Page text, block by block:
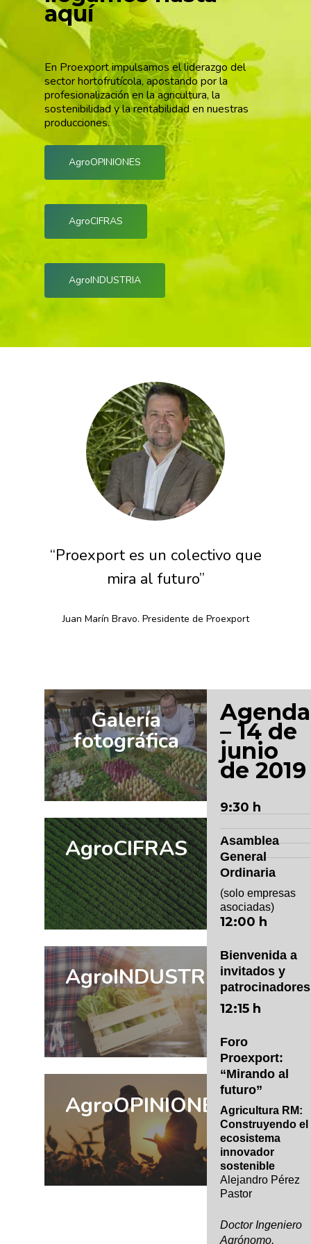
aquí
En Proexport impulsamos el liderazgo del
sector hortofrutícola, apostando por la
profesionalización en la agricultura, la
sostenibilidad y la rentabilidad en nuestras
producciones.
AgroOPINIONES
AgroCIFRAS
AgroINDUSTRIA
“Proexport es un colectivo que
mira al futuro”
Juan Marín Bravo. Presidente de Proexport
Galería
fotográfica
AgroCIFRAS
AgroINDUSTRIA
AgroOPINIONES
Agenda
– 14 de
junio
de 2019
9:30 h
Asamblea
General
Ordinaria
(solo empresas
asociadas)
12:00 h
Bienvenida a
invitados y
patrocinadores
12:15 h
Foro
Proexport:
“Mirando al
futuro”
Agricultura RM:
Construyendo el
ecosistema
innovador
sostenible
Alejandro Pérez
Pastor
Doctor Ingeniero
Agrónomo,